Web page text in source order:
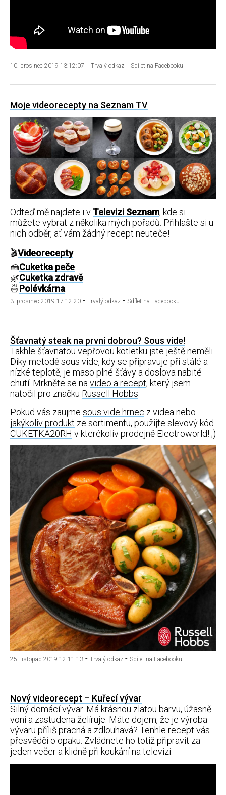
10. prosinec 2019 13:12:07 - Trvalý odkaz - Sdílet na Facebooku
Moje videorecepty na Seznam TV
Odteď mě najdete i v Televizi Seznam, kde si
můžete vybrat z několika mých pořadů. Přihlašte si u
nich odběr, ať vám žádný recept neuteče!
🎬Videorecepty
🍰Cuketka peče
🌿Cuketka zdravě
🍜Polévkárna
3. prosinec 2019 17:12:20 - Trvalý odkaz - Sdílet na Facebooku
Šťavnatý steak na první dobrou? Sous vide!
Takhle šťavnatou vepřovou kotletku jste ještě neměli.
Díky metodě sous vide, kdy se připravuje při stálé a
nízké teplotě, je maso plné šťávy a doslova nabité
chutí. Mrkněte se na video a recept, který jsem
natočil pro značku Russell Hobbs
Pokud vás zaujme sous vide hrnec z videa nebo
jakýkoliv produkt ze sortimentu, použijte slevový kód
CUKETKA20RH v kterékoliv prodejně Electroworld! ;)
25. listopad 2019 12:11:13 - Trvalý odkaz - Sdílet na Facebooku
Nový videorecept – Kuřecí vývar
Silný domácí vývar. Má krásnou zlatou barvu, úžasně
voní a zastudena želíruje. Máte dojem, že je výroba
vývaru příliš pracná a zdlouhavá? Tenhle recept vás
přesvědčí o opaku. Zvládnete ho totiž připravit za
jeden večer a klidně při koukání na televizi.